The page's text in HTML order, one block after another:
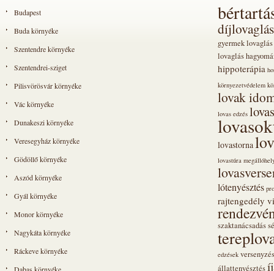
Budapest
Buda környéke
Szentendre környéke
Szentendrei-sziget
Pilisvörösvár környéke
Vác környéke
Dunakeszi környéke
Veresegyház környéke
Gödöllő környéke
Aszód környéke
Gyál környéke
Monor környéke
Nagykáta környéke
Ráckeve környéke
díjlovaglás
gyermek lovaglás
lovaglás
hippoterápia
környezetvédelem
lovak
lovas edzés
lovastorna
lovastúra
lótenyésztés
rajtengedély
szaktanácsadás
edzések versenyzés
állattenyésztés